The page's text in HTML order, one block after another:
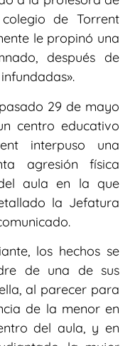
de Torrent
le propinó una
después de
29 de mayo
centro educativo
interpuso una
agresión física
aula en la que
la Jefatura
los hechos se
de una de sus
al parecer para
de la menor en
del aula, y en